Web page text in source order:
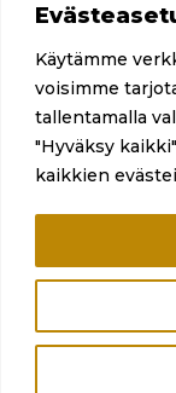
Käytämme
voisimme
tallentamalla
"Hyväksy
kaikkien
Pikalinkit
Palvelut
Referenssit
Yritys